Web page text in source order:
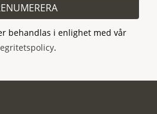
behandlas i enlighet med vår
.